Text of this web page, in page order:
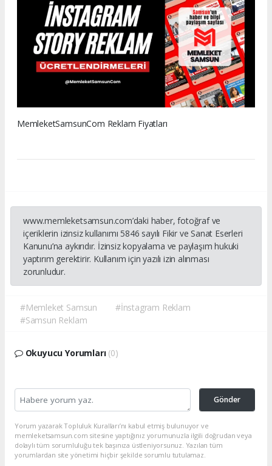
MemleketSamsunCom Reklam Fiyatları
www.memleketsamsun.com’daki haber, fotoğraf ve
içeriklerin izinsiz kullanımı 5846 sayılı Fikir ve Sanat Eserleri
Kanunu’na aykırıdır. İzinsiz kopyalama ve paylaşım hukuki
yaptırım gerektirir. Kullanım için yazılı izin alınması
zorunludur.
#Memleket Samsun
#İnstagram Reklam
#Samsun Reklam
Okuyucu Yorumları (0)
Gönder
Yorum yazarak Topluluk Kuralları’nı kabul etmiş bulunuyor ve
memleketsamsun.com sitesine yaptığınız yorumunuzla ilgili doğrudan veya
dolaylı tüm sorumluluğu tek başınıza üstleniyorsunuz. Yazılan tüm
yorumlardan site yönetimi hiçbir şekilde sorumlu tutulamaz.